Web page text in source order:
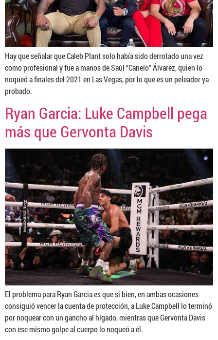
Hay que señalar que Caleb Plant solo había sido derrotado una vez
como profesional y fue a manos de Saúl “Canelo” Álvarez, quien lo
noqueó a finales del 2021 en Las Vegas, por lo que es un peleador ya
probado.
Ryan Garcia: Luke Campbell pega
más que Gervonta Davis
El problema para Ryan Garcia es que si bien, en ambas ocasiones
consiguió vencer la cuenta de protección, a Luke Campbell lo terminó
por noquear con un gancho al hígado, mientras que Gervonta Davis
con ese mismo golpe al cuerpo lo noqueó a él.